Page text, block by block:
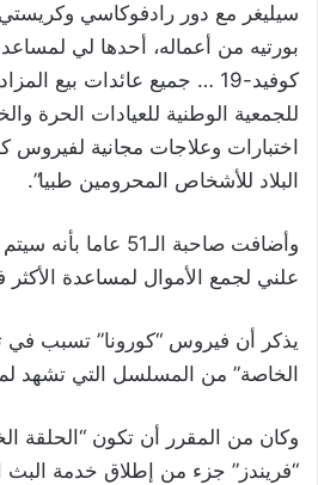
بورتيه من أعماله، أحدها لي
كوفيد-19 … جميع عائدات بيع
للجمعية الوطنية للعيادات الحرة
اختبارات وعلاجات مجانية لفيروس
البلاد للأشخاص المحرومين طبيا”.
وأضافت صاحبة الـ51
علني لجمع الأموال لمساعدة
يذكر أن فيروس “كورونا” تسبب في
الخاصة” من المسلسل التي تشهد
وكان من المقرر أن تكون “الحلقة
“فريندز” جزء من إطلاق خدمة البث